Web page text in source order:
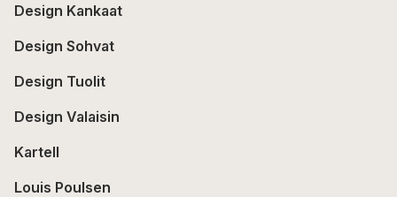
Design Kankaat
Design Sohvat
Design Tuolit
Design Valaisin
Kartell
Louis Poulsen